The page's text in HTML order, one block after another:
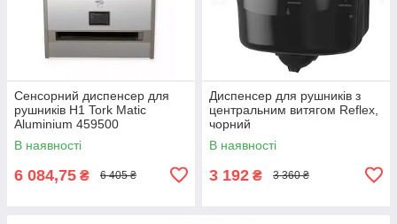
Сенсорний диспенсер для
рушників H1 Tork Matic
Aluminium 459500
В наявності
6 084,75 ₴ 6 405 ₴
Диспенсер для рушників з
центральним витягом Reflex,
чорний
В наявності
3 192 ₴ 3 360 ₴